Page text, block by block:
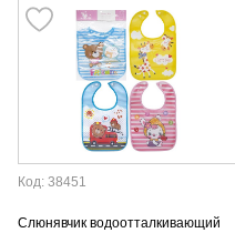
Код: 38451
Слюнявчик водоотталкивающий